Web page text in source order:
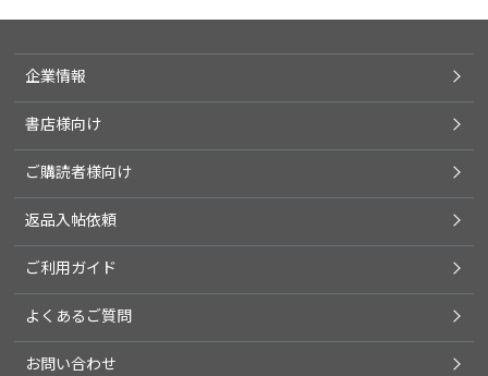
企業情報
書店様向け
ご購読者様向け
返品入帖依頼
ご利用ガイド
よくあるご質問
お問い合わせ